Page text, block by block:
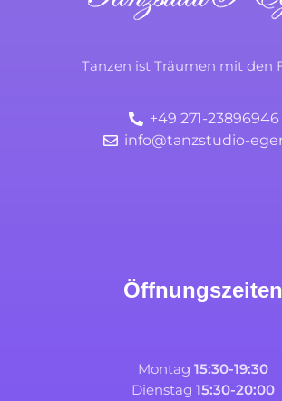
Tanzen ist Träumen mit den
+49 271-23896946
info@tanzstudio-
Öffnungszeiten
Montag 15:30-19:30
Dienstag 15:30-20:00